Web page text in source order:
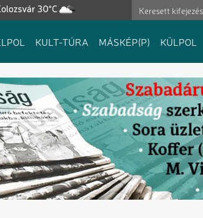
30°C
KULT-TÚRA MÁSKÉP(P) KÜLPOL